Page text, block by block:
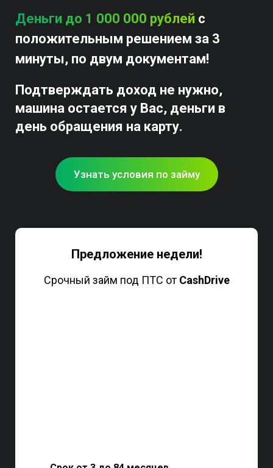
Деньги до 1 000 000 рублей с
положительным решением за 3
минуты, по двум документам!
Подтверждать доход не нужно,
машина остается у Вас, деньги в
день обращения на карту.
Узнать условия по займу
Предложение недели!
Срочный займ под ПТС от CashDrive